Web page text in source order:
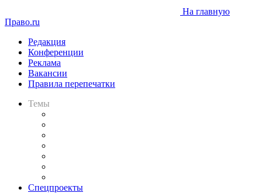
На главную
Право.ru
Редакция
Конференции
Реклама
Вакансии
Правила перепечатки
Темы
Спецпроекты